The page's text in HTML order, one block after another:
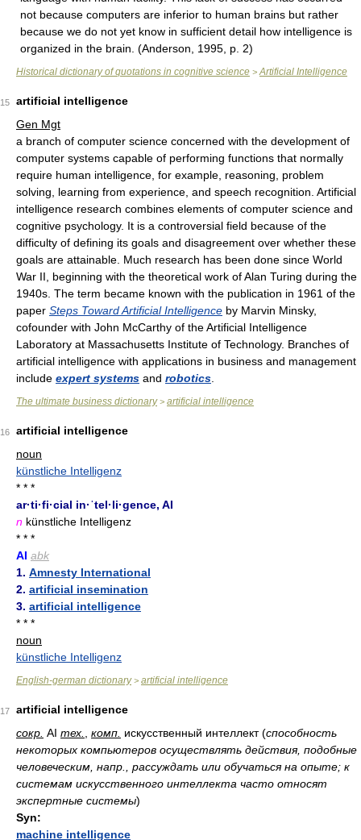
not because computers are inferior to human brains but rather
because we do not yet know in sufficient detail how intelligence is
organized in the brain. (Anderson, 1995, p. 2)
Historical dictionary of quotations in cognitive science > Artificial Intelligence
15
artificial intelligence
Gen Mgt
a branch of computer science concerned with the development of
computer systems capable of performing functions that normally
require human intelligence, for example, reasoning, problem
solving, learning from experience, and speech recognition. Artificial
intelligence research combines elements of computer science and
cognitive psychology. It is a controversial field because of the
difficulty of defining its goals and disagreement over whether these
goals are attainable. Much research has been done since World
War II, beginning with the theoretical work of Alan Turing during the
1940s. The term became known with the publication in 1961 of the
paper Steps Toward Artificial Intelligence by Marvin Minsky,
cofounder with John McCarthy of the Artificial Intelligence
Laboratory at Massachusetts Institute of Technology. Branches of
artificial intelligence with applications in business and management
include expert systems and robotics
The ultimate business dictionary> artificial intelligence
16
artificial intelligence
noun
künstliche Intelligenz
* * *
ar·ti·fi·cial in·ˈtel·li·gence, AI
n künstliche Intelligenz
* * *
AI abk
1. Amnesty International
2. artificial insemination
3. artificial intelligence
* * *
noun
künstliche Intelligenz
English-german dictionary> artificial intelligence
17
artificial intelligence
сокр. AI тех. комп. искусственный интеллект(способность
некоторых компьютеров осуществлять действия, подобные
человеческим, напр., рассуждать или обучаться на опыте; к
системам искусственного интеллекта часто относят
экспертные системы)
Syn:
machine intelligence